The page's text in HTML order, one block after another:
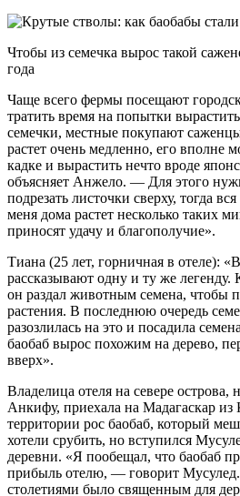
Чтобы из семечка вырос такой
года
Чаще всего фермы посещают
тратить время на попытки
семечки, местные покупают
растет очень медленно, его вполне
кадке и вырастить нечто вроде
объясняет Анжело. — Для этого
подрезать листочки сверху, тогда
меня дома растет несколько таких
приносят удачу и благополучие».
Тиана (25 лет, горничная в отеле):
рассказывают одну и ту же легенду.
он раздал животным семена, чтобы
растения. В последнюю очередь
разозлилась на это и посадила
баобаб вырос похожим на дерево,
вверх».
Владелица отеля на севере острова,
Анкифу, приехала на Мадагаскар
территории рос баобаб, который
хотели срубить, но вступился
деревни. «Я пообещал, что баобаб
прибыль отелю, — говорит
столетиями было священным для